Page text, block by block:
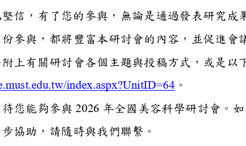
也堅信，有了您的參與，無
身份參與，都將豐富本研討
將附上有關研討會各個主題
。
期待您能夠參與
202
6 年全國美容科學研
。
一步協助，請隨時與我們聯